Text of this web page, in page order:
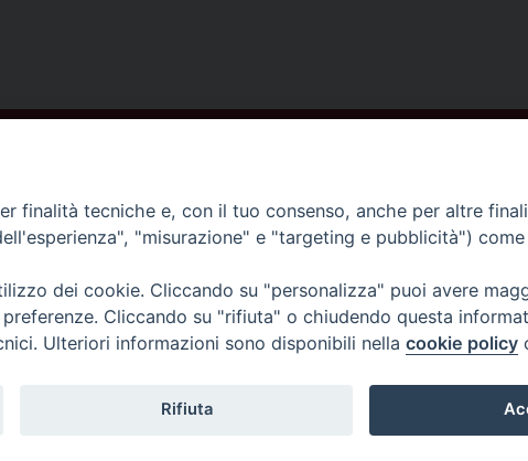
Contatti
Piazza del Duomo,1 - 52100 Arezzo
segreteria@diocesi.arezzo.it
finalità tecniche e, con il tuo consenso, anche per altre
"misurazione" e "targeting e pubblicità")
dei cookie. Cliccando su "personalizza" puoi avere
Cliccando su "rifiuta" o chiudendo questa
Ulteriori informazioni sono disponibili nella cookie policy
Rifiuta